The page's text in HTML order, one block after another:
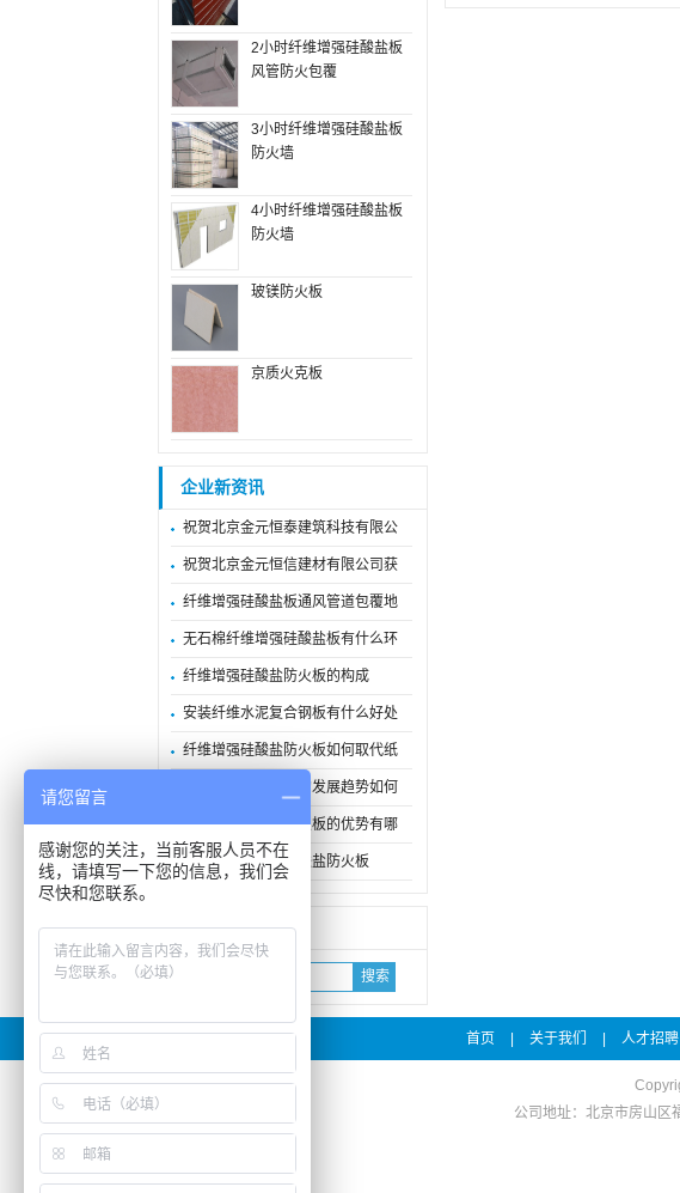
2小时纤维增强硅酸盐板
风管防火包覆
3小时纤维增强硅酸盐板
防火墙
4小时纤维增强硅酸盐板
防火墙
玻镁防火板
京质火克板
企业新资讯
祝贺北京金元恒泰建筑科技有限公
祝贺北京金元恒信建材有限公司获
纤维增强硅酸盐板通风管道包覆地
无石棉纤维增强硅酸盐板有什么环
纤维增强硅酸盐防火板的构成
安装纤维水泥复合钢板有什么好处
纤维增强硅酸盐防火板如何取代纸
纤维水泥复合钢板的发展趋势如何
纤维增强硅酸盐防火板的优势有哪
什么是纤维增强硅酸盐防火板
搜索
首页 关于我们 人才招聘
公司地址：北京市房山区
请您留言
感谢您的关注，当前客服人员不在
线，请填写一下您的信息，我们会
尽快和您联系。